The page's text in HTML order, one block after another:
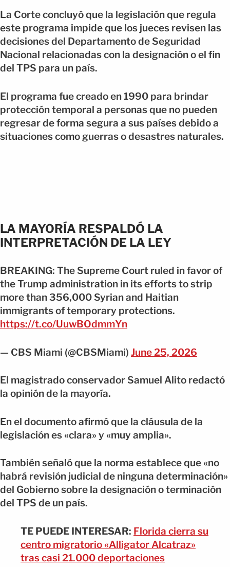
La Corte concluyó que la legislación que regula
este programa impide que los jueces revisen las
decisiones del Departamento de Seguridad
Nacional relacionadas con la designación o el fin
del TPS para un país.
El programa fue creado en 1990 para brindar
protección temporal a personas que no pueden
regresar de forma segura a sus países debido a
situaciones como guerras o desastres naturales.
LA MAYORÍA RESPALDÓ LA
INTERPRETACIÓN DE LA LEY
BREAKING: The Supreme Court ruled in favor of
the Trump administration in its efforts to strip
more than 356,000 Syrian and Haitian
immigrants of temporary protections.
https://t.co/UuwBOdmmYn
— CBS Miami (@CBSMiami) June 25, 2026
El magistrado conservador Samuel Alito redactó
la opinión de la mayoría.
En el documento afirmó que la cláusula de la
legislación es «clara» y «muy amplia».
También señaló que la norma establece que «no
habrá revisión judicial de ninguna determinación»
del Gobierno sobre la designación o terminación
del TPS de un país.
TE PUEDE INTERESAR: Florida cierra su
centro migratorio «Alligator Alcatraz»
tras casi 21.000 deportaciones